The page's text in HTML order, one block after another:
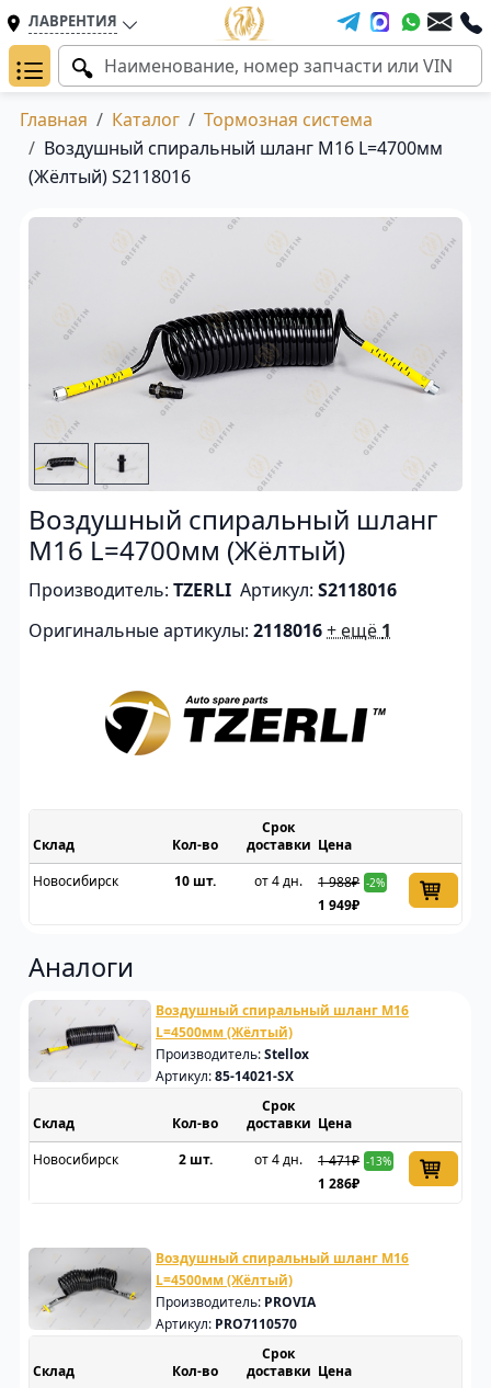
ЛАВРЕНТИЯ
Главная Каталог
Тормозная система
Воздушный спиральный шланг M16 L=4700мм
(Жёлтый) S2118016
Воздушный спиральный шланг
M16 L=4700мм (Жёлтый)
Производитель: TZERLI Артикул: S2118016
Оригинальные артикулы: 2118016+ ещё 1
Склад
Срок
доставки Цена
Новосибирск
10 шт. от 4 дн. 1 988₽ -2%
1 949₽
Аналоги
Воздушный спиральный шланг M16
L=4500мм (Жёлтый)
Производитель:Stellox
Артикул:85-14021-SX
Склад
Срок
доставки Цена
Новосибирск
2 шт. от 4 дн. 1 471₽ -13%
1 286₽
Воздушный спиральный шланг M16
L=4500мм (Жёлтый)
Производитель: PROVIA
Артикул: PRO7110570
Склад
Срок
доставки Цена